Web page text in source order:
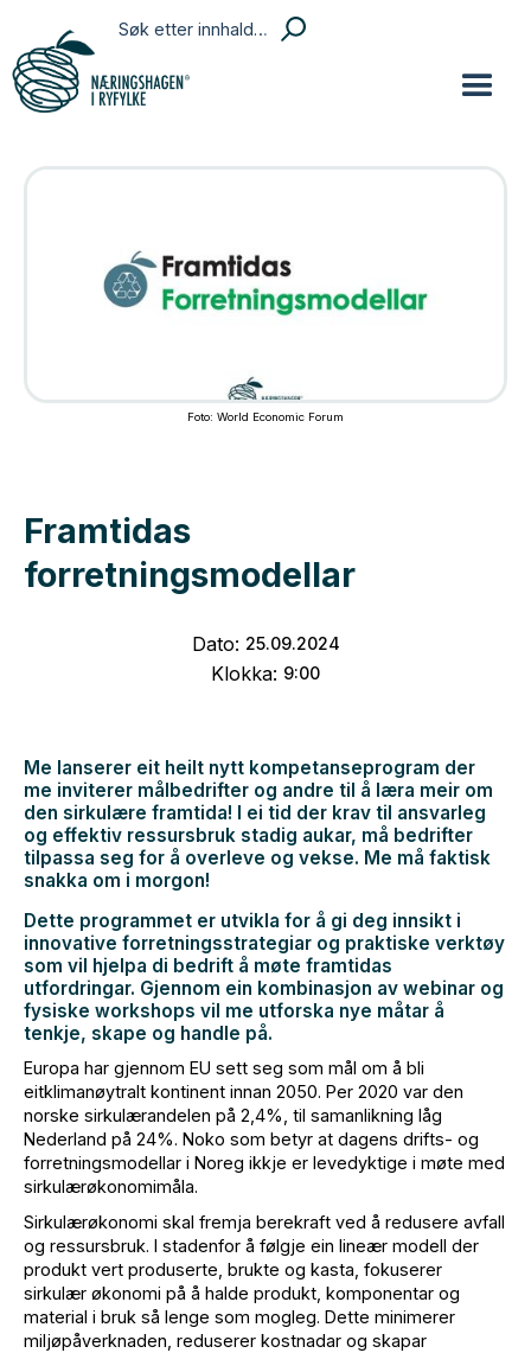
Foto: World Economic Forum
Framtidas
forretningsmodellar
Dato: 25.09.2024
Klokka: 9:00
Me lanserer eit heilt nytt kompetanseprogram der
me inviterer målbedrifter og andre til å læra meir om
den sirkulære framtida! I ei tid der krav til ansvarleg
og effektiv ressursbruk stadig aukar, må bedrifter
tilpassa seg for å overleve og vekse. Me må faktisk
snakka om i morgon!
Dette programmet er utvikla for å gi deg innsikt i
innovative forretningsstrategiar og praktiske verktøy
som vil hjelpa di bedrift å møte framtidas
utfordringar. Gjennom ein kombinasjon av webinar og
fysiske workshops vil me utforska nye måtar å
tenkje, skape og handle på.
Europa har gjennom EU sett seg som mål om å bli
eitklimanøytralt kontinent innan 2050. Per 2020 var den
norske sirkulærandelen på 2,4%, til samanlikning låg
Nederland på 24%. Noko som betyr at dagens drifts- og
forretningsmodellar i Noreg ikkje er levedyktige i møte med
sirkulærøkonomimåla.
Sirkulærøkonomi skal fremja berekraft ved å redusere avfall
og ressursbruk. I stadenfor å følgje ein lineær modell der
produkt vert produserte, brukte og kasta, fokuserer
sirkulær økonomi på å halde produkt, komponentar og
material i bruk så lenge som mogleg. Dette minimerer
miljøpåverknaden, reduserer kostnadar og skapar